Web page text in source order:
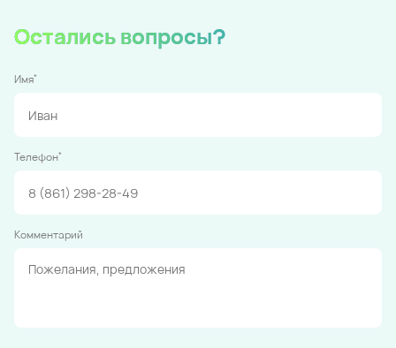
Остались вопросы?
Имя*
Телефон*
Комментарий